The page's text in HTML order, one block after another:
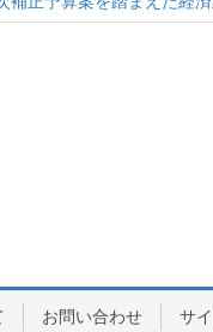
お問い合わせ サ